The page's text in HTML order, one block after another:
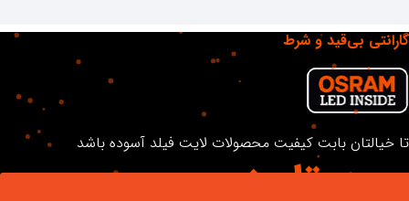
مشاهده محصول
گارانتی بی‌قید و شرط
تا خیالتان بابت کیفیت محصولات لایت فیلد آسوده باشد
سـه تا پنـج